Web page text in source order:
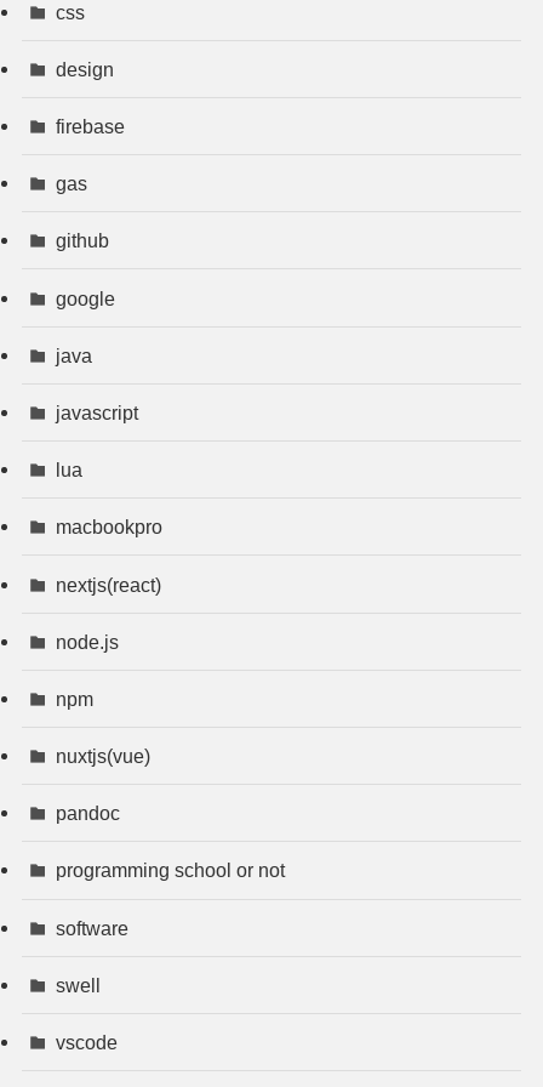
css
design
firebase
gas
github
google
java
javascript
lua
macbookpro
nextjs(react)
node.js
npm
nuxtjs(vue)
pandoc
programming school or not
software
swell
vscode